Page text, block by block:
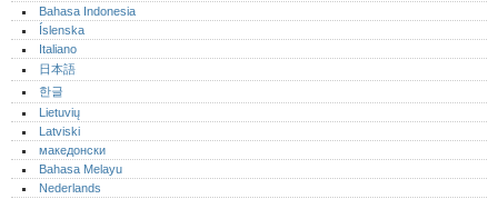
Bahasa Indonesia
Íslenska
Italiano
日本語
한글
Lietuvių
Latviski
македонски
Bahasa Melayu
Nederlands